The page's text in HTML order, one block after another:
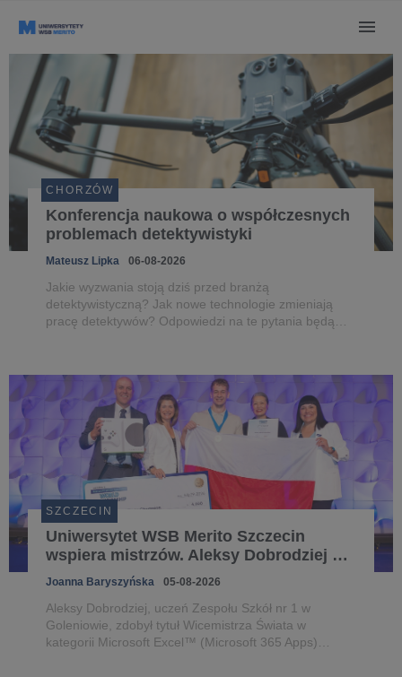
CHORZÓW
Konferencja naukowa o współczesnych
problemach detektywistyki
Mateusz Lipka 06-08-2026
Jakie wyzwania stoją dziś przed branżą
detektywistyczną? Jak nowe technologie zmieniają
pracę detektywów? Odpowiedzi na te pytania będą
odbędzie się w dniach 18-19 września na...
SZCZECIN
Uniwersytet WSB Merito Szczecin
wspiera mistrzów. Aleksy Dobrodziej na
podium Microsoft Office Specialist
World Championship 2026
Joanna Baryszyńska 05-08-2026
Aleksy Dobrodziej, uczeń Zespołu Szkół nr 1 w
Goleniowie, zdobył tytuł Wicemistrza Świata w
kategorii Microsoft Excel™ (Microsoft 365 Apps)